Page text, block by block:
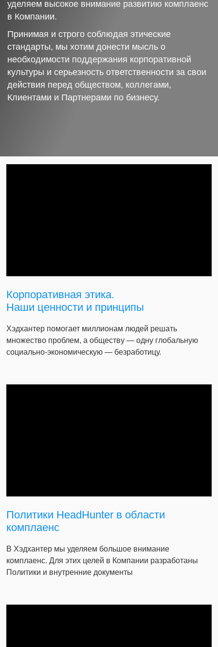
уделяем высокое внимание развитию комплаенс
в Компании.
Принимая и строго соблюдая этические
стандарты, мы хотим донести мысль о
необходимости поддержания корпоративной
культуры и серьезность ответственности за свои
действия перед обществом, коллегами,
Клиентами и Партнерами по бизнесу.
Корпоративная этика.
Наши ценности и принципы
Хэдхантер помогает миллионам людей решать
множество проблем, а обществу — одну глобальную
социально-экономическую — безработицу.
Политики HeadHunter в области
комплаенс
В Хэдхантер мы уделяем большое внимание
комплаенс. Для этих целей в Компании разработаны
Политики и внутренние документы